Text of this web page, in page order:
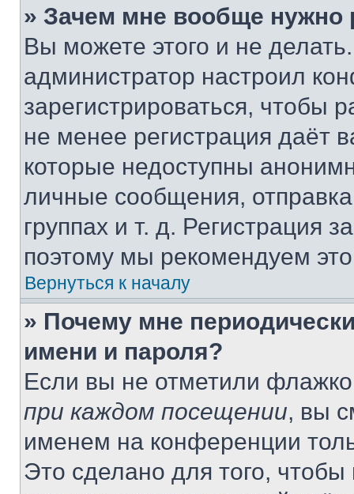
» Зачем мне вообще нужно
Вы можете этого и не
администратор настроил
зарегистрироваться, чтобы
не менее регистрация даёт
которые недоступны
личные сообщения,
группах и т. д. Регистрация
поэтому мы рекомендуем
Вернуться к началу
» Почему мне
имени и пароля?
Если вы не отметили
при каждом посещении, вы
именем на конференции
Это сделано для того, чтобы